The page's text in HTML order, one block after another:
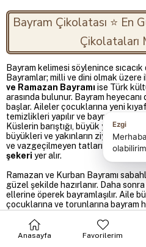
Bayram Çikolatası ⭐️ En
Çikolataları
Bayram kelimesi söylenince
Bayramlar; milli ve dini olmak üzere
ve Ramazan Bayramı ise Türk
arasında bulunur. Bayram
başlar. Aileler çocuklarına yeni
temizlikleri yapılır ve bayram
Küslerin barıştığı, büyük yemek
büyükleri ve yakınların ziyaret
ve vazgeçilmeyen tatları arasında
şekeri yer alır.
Ramazan ve Kurban Bayramı
güzel şekilde hazırlanır. Daha
ellerine öperek bayramlaşılır. Aile
çocuklarına ve torunlarına bayram
lezzetli bayram çikolataları ikram
Anasayfa Favorilerim